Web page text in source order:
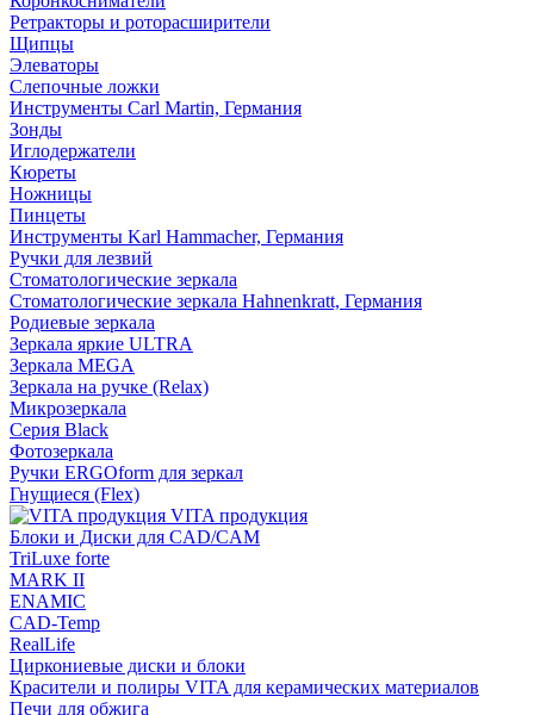
Ретракторы и роторасширители
Щипцы
Элеваторы
Слепочные ложки
Инструменты Carl Martin, Германия
Зонды
Иглодержатели
Кюреты
Ножницы
Пинцеты
Инструменты Karl Hammacher, Германия
Ручки для лезвий
Стоматологические зеркала
Стоматологические зеркала Hahnenkratt, Германия
Родиевые зеркала
Зеркала яркие ULTRA
Зеркала MEGA
Зеркала на ручке (Relax)
Микрозеркала
Серия Black
Фотозеркала
Ручки ERGOform для зеркал
Гнущиеся (Flex)
VITA продукция
Блоки и Диски для CAD/CAM
TriLuxe forte
MARK II
ENAMIC
CAD-Temp
RealLife
Циркониевые диски и блоки
Красители и полиры VITA для керамических материалов
Печи для обжига